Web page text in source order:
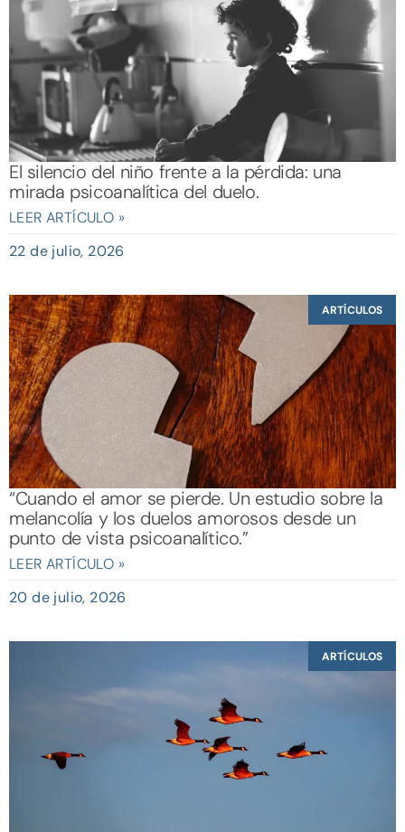
El silencio del niño frente a la pérdida: una
mirada psicoanalítica del duelo.
LEER ARTÍCULO »
22 de julio, 2026
ARTÍCULOS
“Cuando el amor se pierde. Un estudio sobre la
melancolía y los duelos amorosos desde un
punto de vista psicoanalítico.”
LEER ARTÍCULO »
20 de julio, 2026
ARTÍCULOS